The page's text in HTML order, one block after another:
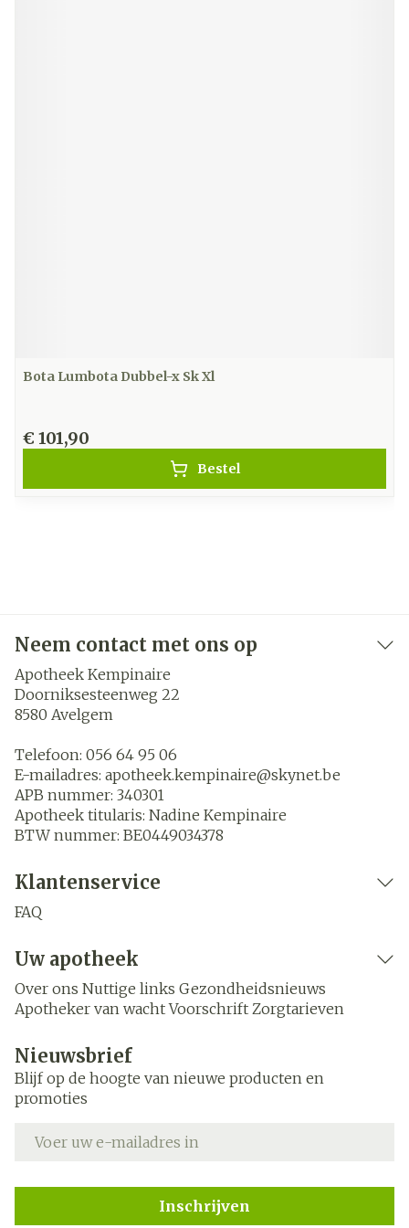
Bota Lumbota Dubbel-x Sk Xl
€ 101,90
Bestel
Neem contact met ons op
Apotheek Kempinaire
Doorniksesteenweg 22
8580 Avelgem
Telefoon: 056 64 95 06
E-mailadres: apotheek.kempinaire@skynet.be
APB nummer: 340301
Apotheek titularis: Nadine Kempinaire
BTW nummer: BE0449034378
Klantenservice
FAQ
Uw apotheek
Over ons Nuttige links Gezondheidsnieuws
Apotheker van wacht Voorschrift Zorgtarieven
Nieuwsbrief
Blijf op de hoogte van nieuwe producten en
promoties
Inschrijven